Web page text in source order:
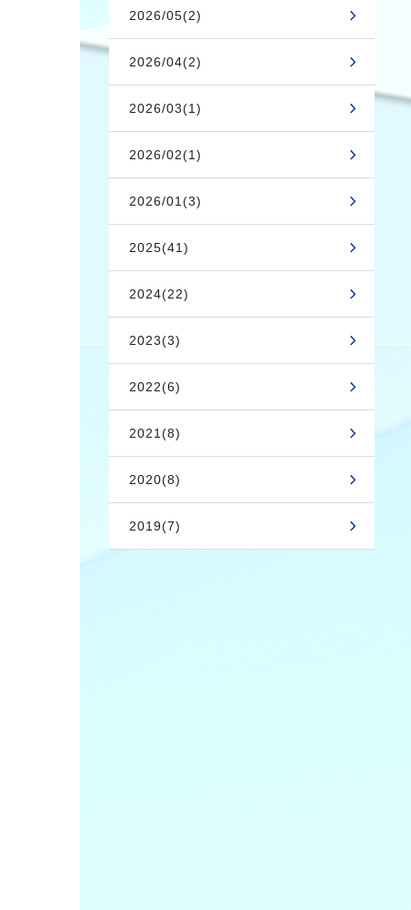
2026/05(2)
2026/04(2)
2026/03(1)
2026/02(1)
2026/01(3)
2025(41)
2024(22)
2023(3)
2022(6)
2021(8)
2020(8)
2019(7)